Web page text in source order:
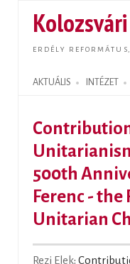
ERDÉLY
AKTUÁLIS INTÉZET
Search form
500th
Ferenc -
Unitarian
Rezi Elek: